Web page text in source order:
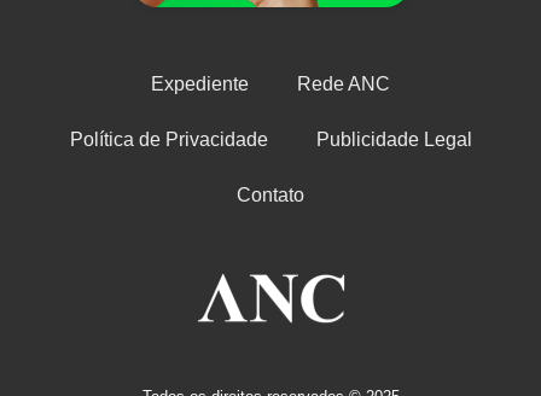
Expediente Rede ANC
Política de Privacidade Publicidade Legal
Contato